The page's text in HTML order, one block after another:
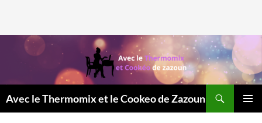
Avec le Thermomix et le Cookeo de Zazoun